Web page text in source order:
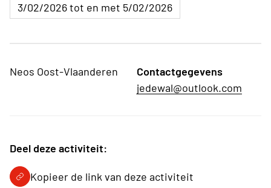
3/02/2026 tot en met 5/02/2026
Neos Oost-Vlaanderen
Contactgegevens
jedewal@outlook.com
Deel deze activiteit:
Kopieer de link van deze activiteit